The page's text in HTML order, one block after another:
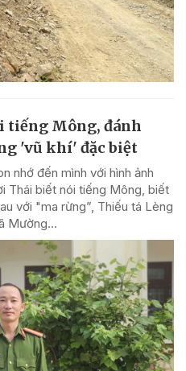
tiếng Mông, đánh
'vũ khí' đặc biệt
nhớ đến mình với hình ảnh
Thái biết nói tiếng Mông, biết
với "ma rừng”, Thiếu tá Lèng
Mường...